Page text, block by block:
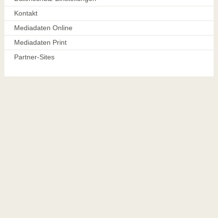
Kontakt
Mediadaten Online
Mediadaten Print
Partner-Sites